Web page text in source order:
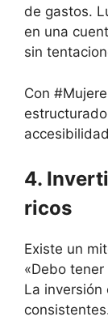
de gastos.
en una
sin
Con
4.
ricos
Existe un
«Debo
La inversión